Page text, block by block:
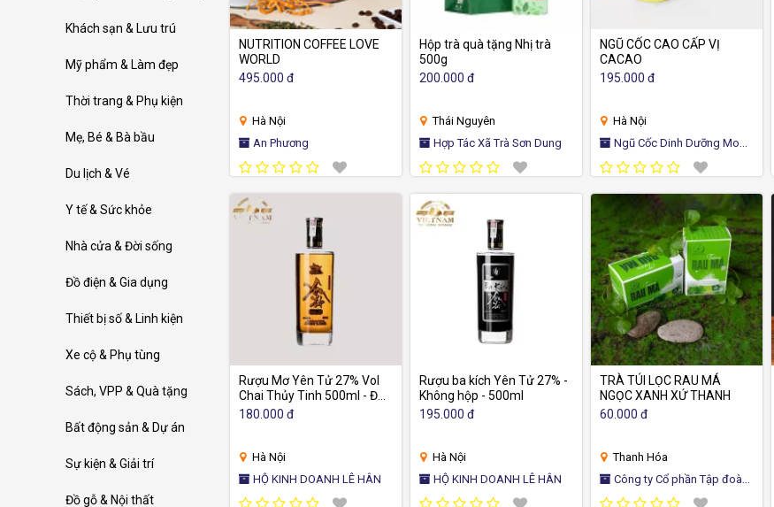
Khách sạn & Lưu trú
Mỹ phẩm & Làm đẹp
Thời trang & Phụ kiện
Mẹ, Bé & Bà bầu
Du lịch & Vé
Y tế & Sức khỏe
Nhà cửa & Đời sống
Đồ điện & Gia dụng
Thiết bị số & Linh kiện
Xe cộ & Phụ tùng
Sách, VPP & Quà tặng
Bất động sản & Dự án
Sự kiện & Giải trí
Đồ gỗ & Nội thất
NUTRITION COFFEE LOVE
WORLD
495.000 đ
Hà Nội
An Phương
Hộp trà quà tặng Nhị trà
500g
200.000 đ
Thái Nguyên
Hợp Tác Xã Trà Sơn Dung
NGŨ CỐC CAO CẤP VỊ
CACAO
195.000 đ
Hà Nội
Beauty
Rượu Mơ Yên Tử 27% Vol
Chai Thủy Tinh 500ml - Đặc
Sản OCOP Quảng Ninh
180.000 đ
Hà Nội
HỘ KINH DOANH LÊ HÂN
Rượu ba kích Yên Tử 27% -
Không hộp - 500ml
195.000 đ
Hà Nội
HỘ KINH DOANH LÊ HÂN
TRÀ TÚI LỌC RAU MÁ
NGỌC XANH XỨ THANH
60.000 đ
Thanh Hóa
Ngọc xanh xứ Thanh